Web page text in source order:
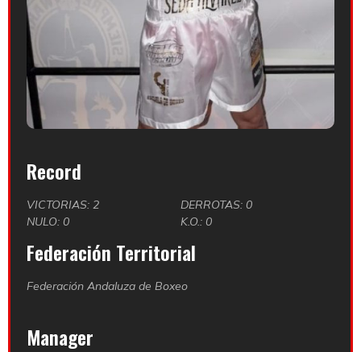
Record
VICTORIAS: 2
DERROTAS: 0
NULO: 0
K.O.: 0
Federación Territorial
Federación Andaluza de Boxeo
Manager